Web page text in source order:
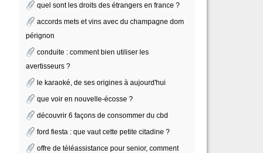
quel sont les droits des étrangers en france ?
accords mets et vins avec du champagne dom
pérignon
conduite : comment bien utiliser les
avertisseurs ?
le karaoké, de ses origines à aujourd'hui
que voir en nouvelle-écosse ?
découvrir 6 façons de consommer du cbd
ford fiesta : que vaut cette petite citadine ?
offre de téléassistance pour senior, comment